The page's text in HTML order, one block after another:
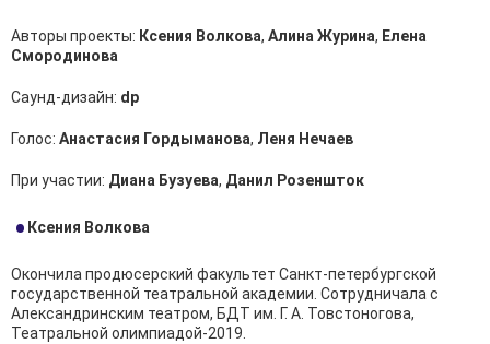
Авторы проекты: Ксения Волкова, Алина Журина, Елена
Смородинова
Саунд-дизайн: dp
Голос: Анастасия Гордыманова, Леня Нечаев
При участии: Диана Бузуева, Данил Розеншток
Ксения Волкова
Окончила продюсерский факультет Санкт-петербургской
государственной театральной академии. Сотрудничала с
Александринским театром, БДТ им. Г. А. Товстоногова,
Театральной олимпиадой-2019.